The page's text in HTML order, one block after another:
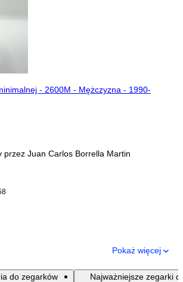
- 1990-
przez Juan Carlos Borrella Martin
Pokaż więcej
do zegarków Najważniejsze zegarki